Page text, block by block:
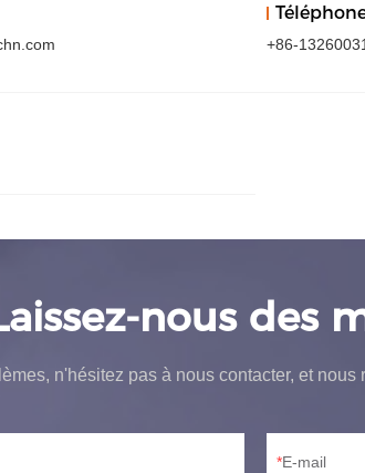
+86-
nous des
n'hésitez pas à nous contacter, et
E-mail